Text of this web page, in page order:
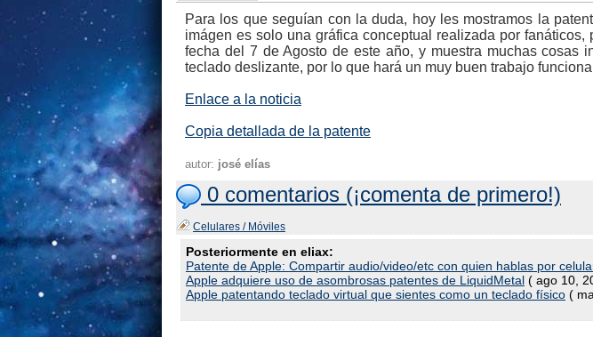
Para los que seguían con la duda, hoy les mostramos la
imágen es solo una gráfica conceptual realizada por
fecha del 7 de Agosto de este año, y muestra muchas cosas
teclado deslizante, por lo que hará un muy buen trabajo
Enlace a la noticia
Copia detallada de la patente
autor: josé elías
0 comentarios (¡comenta de primero!)
Celulares / Móviles
Posteriormente en eliax:
Patente de Apple: Compartir audio/video/etc con quien hablas por
Apple adquiere uso de asombrosas patentes de LiquidMetal ( ago 10,
Apple patentando teclado virtual que sientes como un teclado físico (